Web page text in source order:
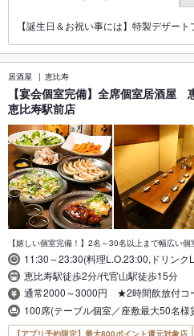
【誕生日＆お祝い事には】特製デザー
居酒屋 恵比寿
【宴会個室完備】全席個室居酒
恵比寿駅前店
【嬉しい個室完備！】2名～30名以上まで幅広い個
11:30～23:30(料理L.O.23:00,ドリンク
恵比寿駅徒歩2分/代官山駅徒歩15分
通常2000～3000円 ★2時間飲放付コ
100席(テーブル個室／座敷最大50名様
【アプリ予約限定】最大800ポイント還元対象店